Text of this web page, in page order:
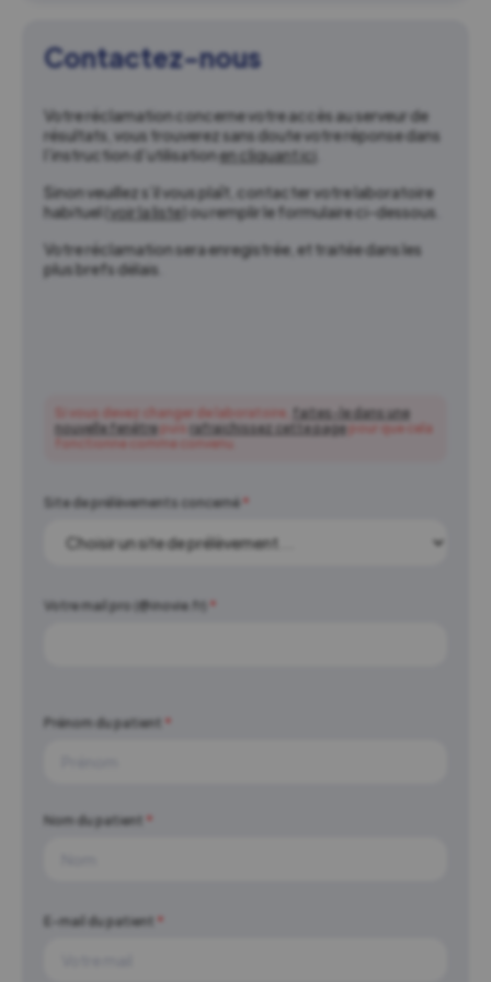
Contactez-nous
Votre réclamation concerne votre accès au serveur de
résultats, vous trouverez sans doute votre réponse dans
l’instruction d’utilisationen cliquant ici
Sinon veuillez s’il vous plaît, contacter votre laboratoire
habituel ( voir la liste) ou remplir le formulaire ci-dessous.
Votre réclamation sera enregistrée, et traitée dans les
plus brefs délais.
Si vous devez changer de laboratoire,
faites-le dans une
nouvelle fenêtre
rafraichissez cette page
pour que cela
fonctionne comme convenu.
Site de prélèvements concerné *
Votre mail pro (@inovie.fr) *
Prénom du patient *
Nom du patient *
E-mail du patient *